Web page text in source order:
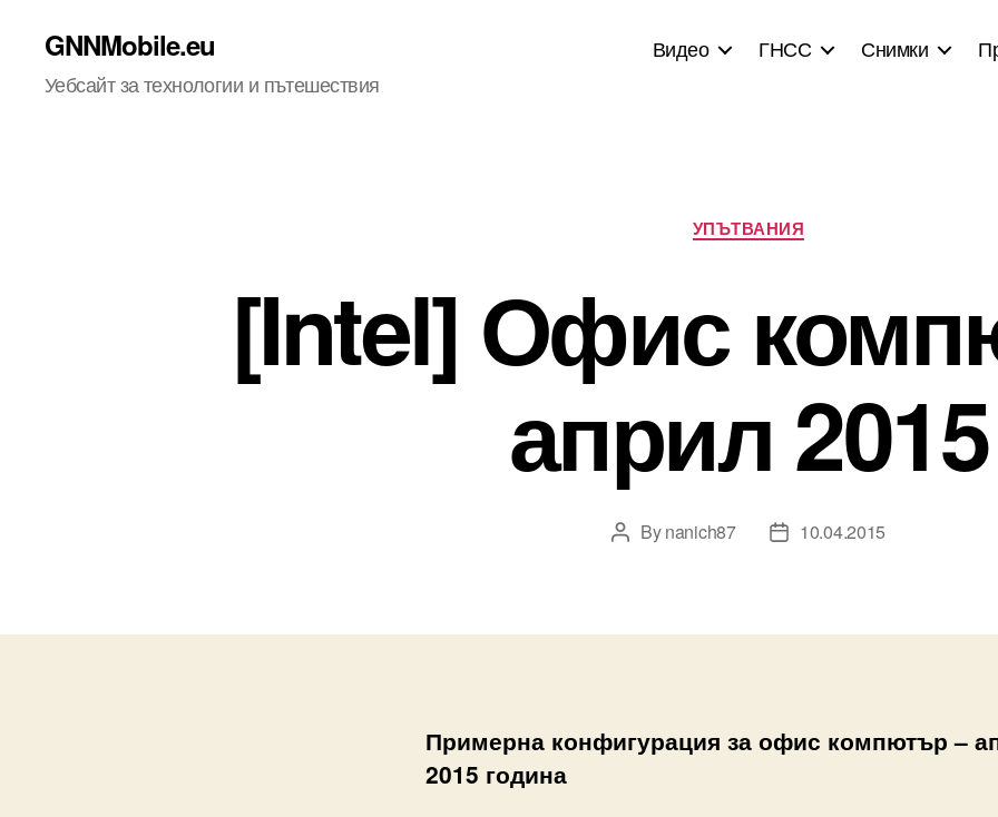
GNNMobile.eu
Уебсайт за технологии и пътешествия
Видео ГНСС Снимки
Categories
УПЪТВАНИЯ
[Intel] Офис
април 2015
PostBynanich87
Post10.04.2015
Примерна конфигурация за офис компютър –
2015 година